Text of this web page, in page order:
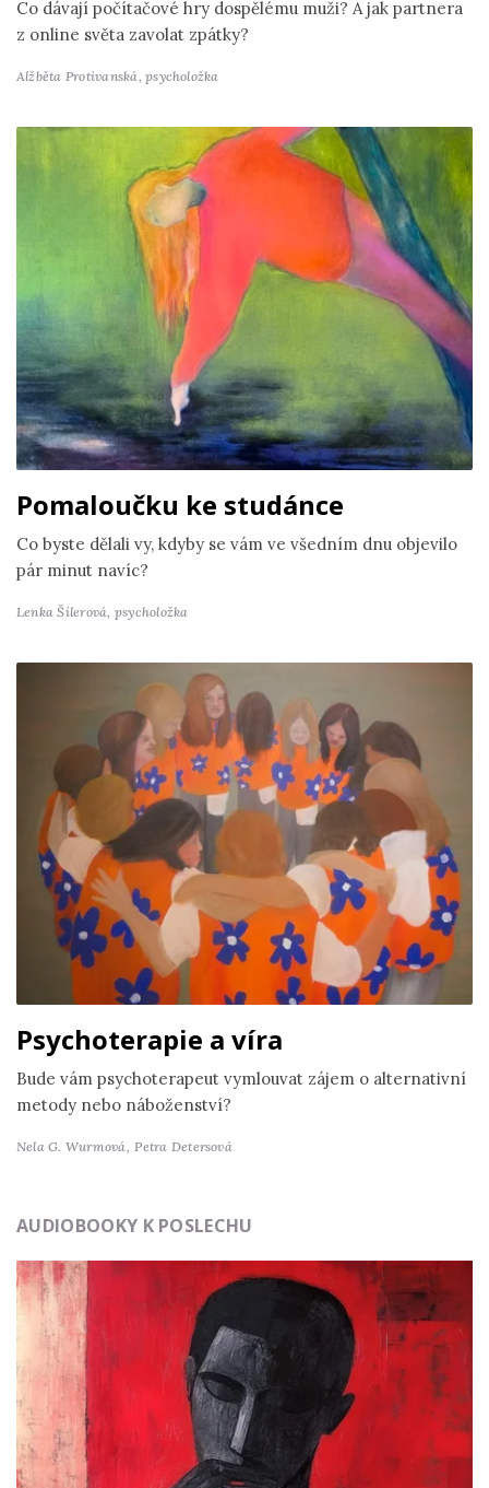
Co dávají počítačové hry dospělému muži? A jak partnera
z online světa zavolat zpátky?
Alžběta Protivanská,psycholožka
Pomaloučku ke studánce
Co byste dělali vy, kdyby se vám ve všedním dnu objevilo
pár minut navíc?
Lenka Šilerová, psycholožka
Psychoterapie a víra
Bude vám psychoterapeut vymlouvat zájem o alternativní
metody nebo náboženství?
Nela G. Wurmová, Petra Detersová
AUDIOBOOKY K POSLECHU